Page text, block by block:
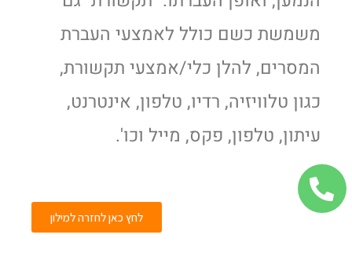
משמשת כשם כולל לאמצעי העברת
המסרים, להלן כלי/אמצעי תקשורת,
כגון טלוויזיה, רדיו, טלפון, אינטרנט,
עיתון, טלפון, פקס, מייל וכו'.
לחץ כאן לחזרה למילון